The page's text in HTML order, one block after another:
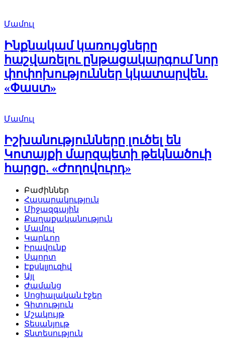
Մամուլ
Ինքնակամ կառույցները
հաշվառելու ընթացակարգում նոր
փոփոխություններ կկատարվեն.
«Փաստ»
Մամուլ
Իշխանությունները լուծել են
Կոտայքի մարզպետի թեկնածուի
հարցը. «Ժողովուրդ»
Բաժիններ
Հասարակություն
Միջազգային
Քաղաքականություն
Մամուլ
Կարևոր
Իրավունք
Սպորտ
Էքսկլյուզիվ
Այլ
Ժամանց
Սոցիալական էջեր
Գիտություն
Մշակույթ
Տեսանյութ
Տնտեսություն